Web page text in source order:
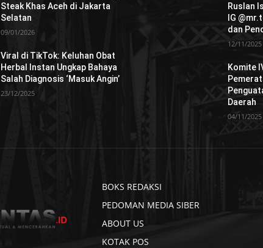
Steak Khas Aceh di Jakarta
Selatan
09/01/2026
Viral di TikTok: Keluhan Obat
Herbal Instan Ungkap Bahaya
Salah Diagnosis ‘Masuk Angin’
23/12/2025
Ruslan
IG
dan
12/11/2025
Komite
Daerah
04/11/2025
BOKS REDAKSI
PEDOMAN MEDIA SIBER
ABOUT US
KOTAK POS